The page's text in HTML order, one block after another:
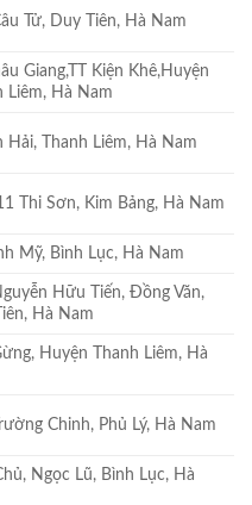
Tử, Duy Tiên, Hà Nam
Giang,TT Kiện Khê,Huyện
Liêm, Hà Nam
Hải, Thanh Liêm, Hà Nam
Thi Sơn, Kim Bảng, Hà Nam
Mỹ, Bình Lục, Hà Nam
Hữu Tiến, Đồng Văn,
Hà Nam
Huyện Thanh Liêm, Hà
Chinh, Phủ Lý, Hà Nam
Ngọc Lũ, Bình Lục, Hà